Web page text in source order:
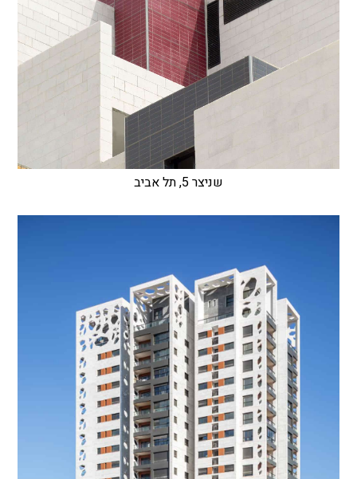
שניצר 5, תל אביב